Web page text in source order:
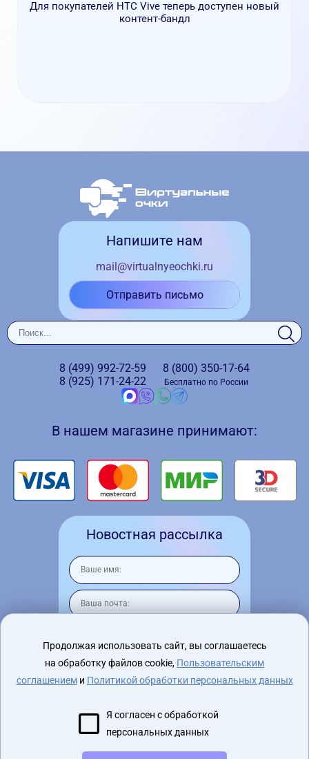
Для покупателей HTC Vive теперь доступен новый
контент-бандл
Напишите нам
mail@virtualnyeochki.ru
Отправить письмо
8 (499) 992-72-59
8 (925) 171-24-22
8 (800) 350-17-64
Бесплатно по России
В нашем магазине принимают:
Новостная рассылка
Я согласен на обработку персональных
данных
2015 - 2026 virtualnyeochki.ru
Продолжая использовать сайт, вы соглашаетесь
на обработку файлов cookie, Пользовательским
соглашениеми Политикой обработки персональных данных
Я согласен с обработкой
персональных данных